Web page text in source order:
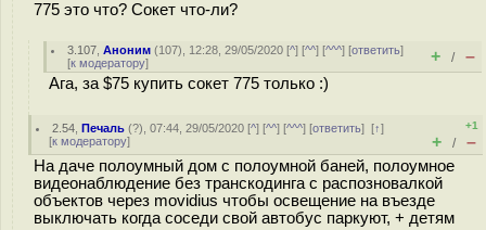
775 это что? Сокет что-ли?
3.107 ,Аноним (107), 12:28, 29/05/2020 [^] [^^] [^^^] [ответить]
[к модератору] + / –
Ага, за $75 купить сокет 775 только :)
2.54 ,Печаль (?), 07:44, 29/05/2020 [^] [^^] [^^^] [ответить][↑]
[к модератору]
+1
+ / –
На даче полоумный дом с полоумной баней, полоумное
видеонаблюдение без транскодинга c распозновалкой
объектов через movidius чтобы освещение на въезде
выключать когда соседи свой автобус паркуют, + детям